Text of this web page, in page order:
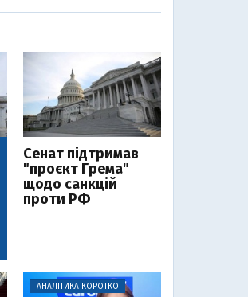
Cенат підтримав
"проєкт Грема"
щодо санкцій
проти РФ
АНАЛІТИКА КОРОТКО